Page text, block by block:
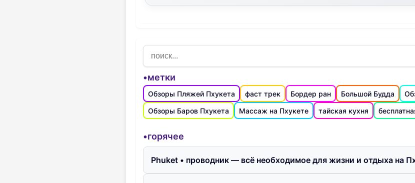
•метки
Обзоры Пляжей Пхукета фаст трек Бордер ран Большой Будда
Обзоры Баров Пхукета
Массаж на Пхукете тайская кухня
•горячее
Phuket • проводник — всё необходимое для жизни и отдыха на